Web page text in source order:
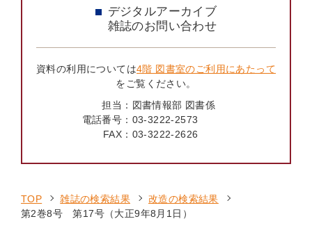
デジタルアーカイブ
雑誌のお問い合わせ
資料の利用については4階 図書室のご利用にあたって
をご覧ください。
担当： 図書情報部 図書係
電話番号： 03-3222-2573
FAX： 03-3222-2626
TOP 雑誌の検索結果
改造の検索結果
第2巻8号 第17号（大正9年8月1日）